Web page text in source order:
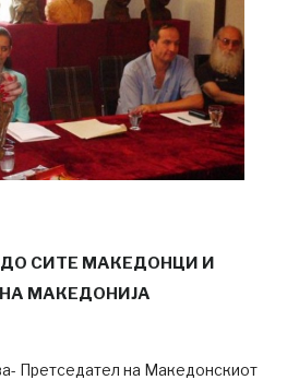
СИТЕ МАКЕДОНЦИ И
МАКЕДОНИЈА
Претседател на Македонскиот